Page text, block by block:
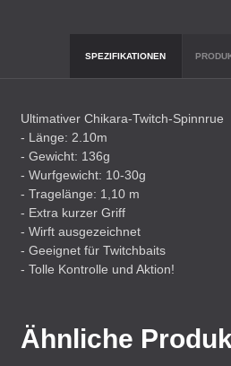
SPEZIFIKATIONEN
Ultimativer Chikara-Twitch-Spinnrue
- Länge: 2.10m
- Gewicht: 136g
- Wurfgewicht: 10-30g
- Tragelänge: 1,10 m
- Extra kurzer Griff
- Wirft ausgezeichnet
- Geeignet für Twitchbaits
- Tolle Kontrolle und Aktion!
Ähnliche